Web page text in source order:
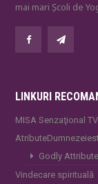
mai mari Școli de
LINKURI
MISA Senzaţional TV
Godly
Vindecare spirituală